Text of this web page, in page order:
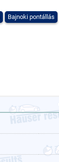
Bajnoki pontállás